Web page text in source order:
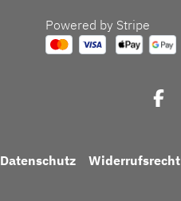
Powered by Stripe
Datenschutz Widerrufsrecht